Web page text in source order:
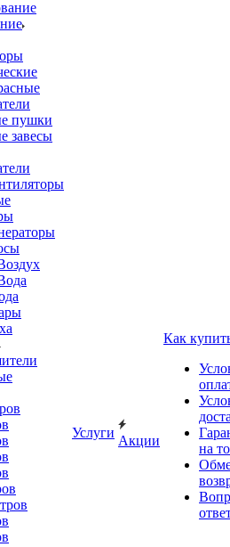
пушки
завесы
Услуги
Акции
Как
на